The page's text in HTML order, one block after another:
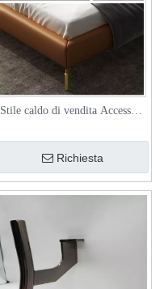
Stile caldo di vendita Accessori
divani angolari
Richiesta